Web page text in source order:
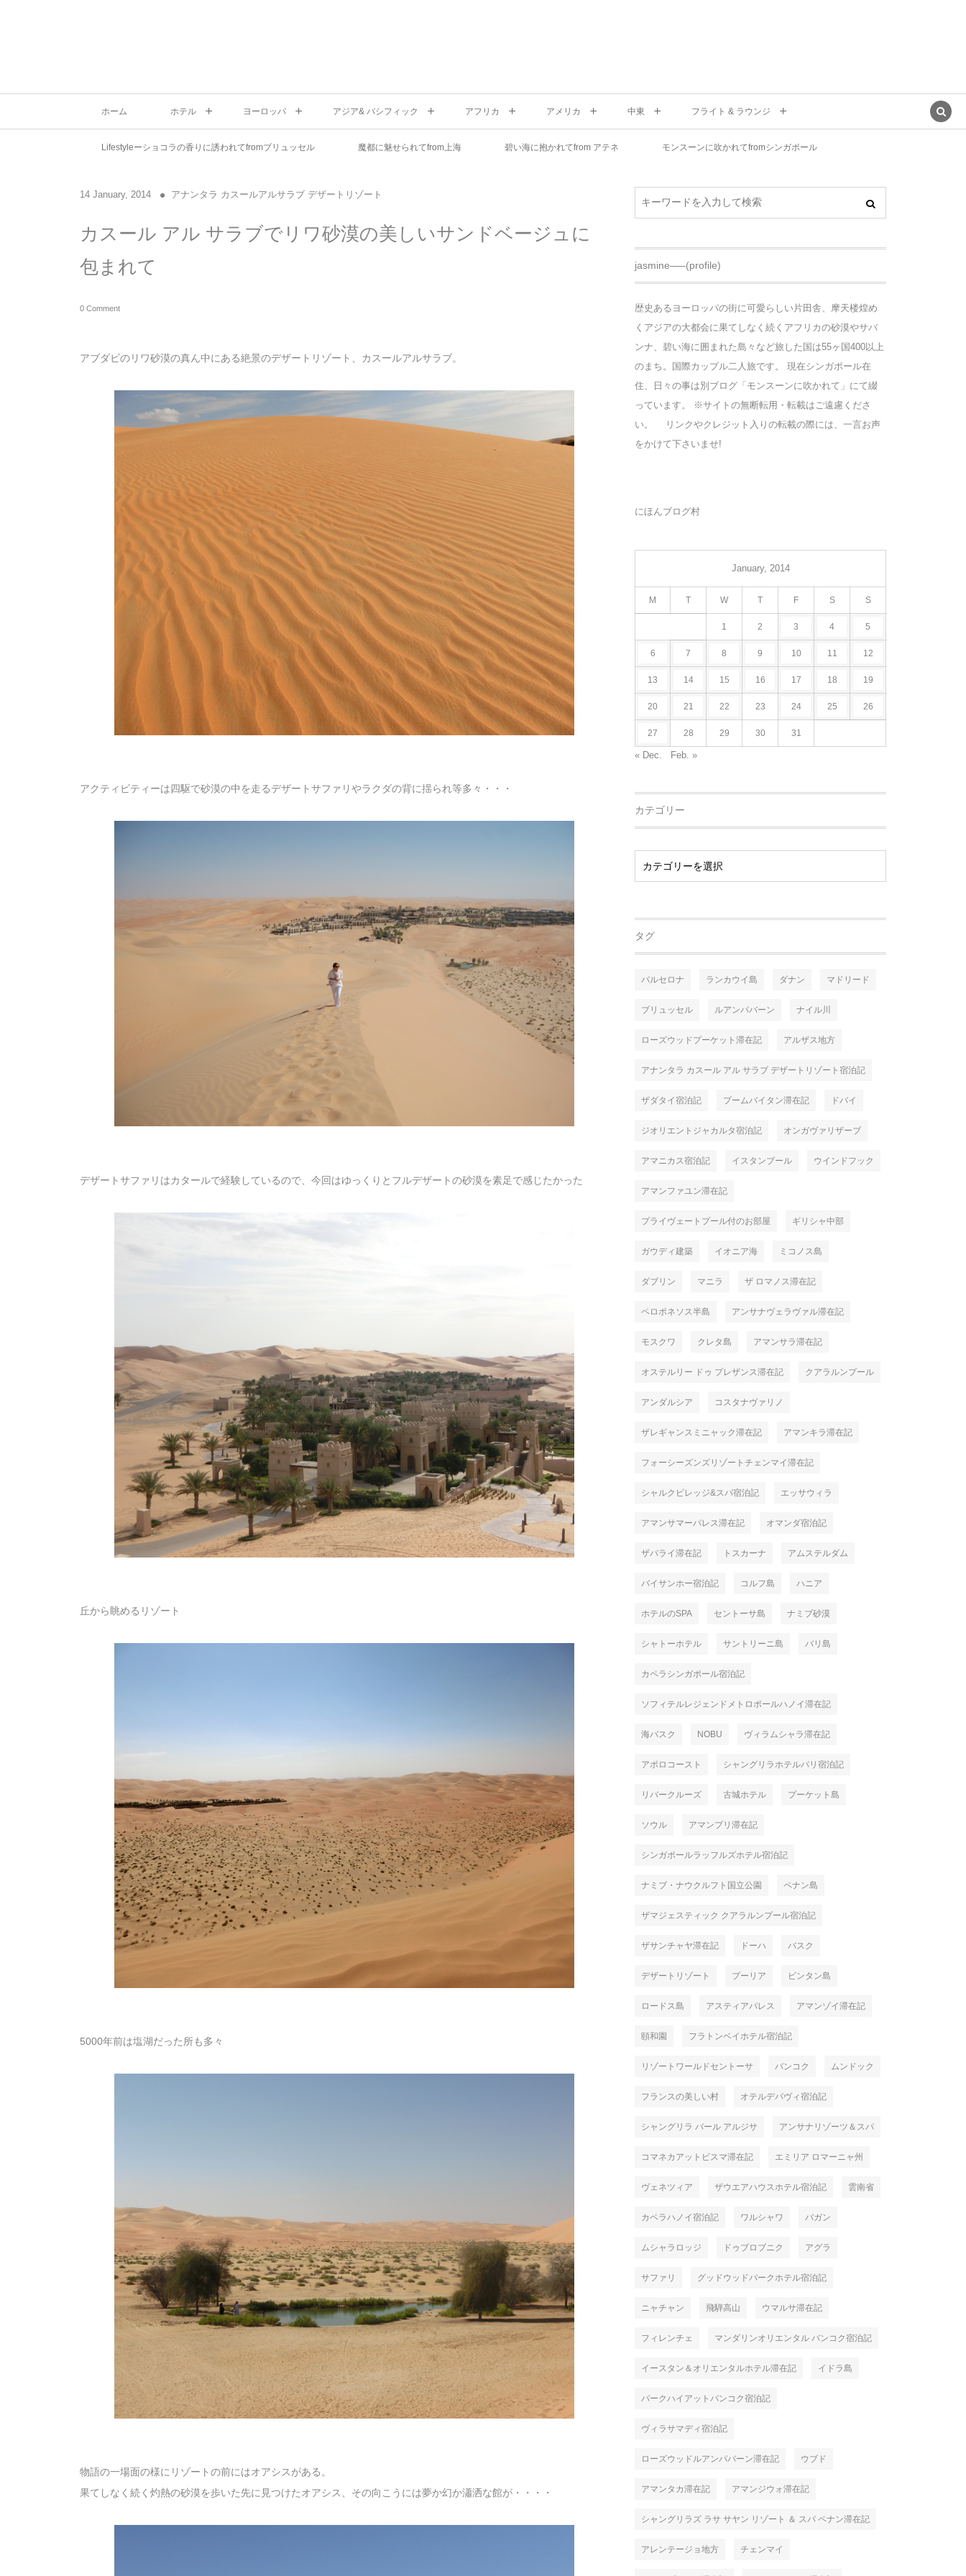
ホーム ホテル ヨーロッパ アジア& パシフィック アフリカ アメリカ 中東 フライト & ラウンジ
Lifestyleーショコラの香りに誘われてfromブリュッセル 魔都に魅せられてfrom上海 碧い海に抱かれてfrom アテネ モンスーンに吹かれてfromシンガポール
14 January, 2014 アナンタラ カスールアルサラブ デザートリゾート
カスール アル サラブでリワ砂漠の美しいサンドベージュに
包まれて
0 Comment
アブダビのリワ砂漠の真ん中にある絶景のデザートリゾート、カスールアルサラブ。
アクティビティーは四駆で砂漠の中を走るデザートサファリやラクダの背に揺られ等多々・・・
デザートサファリはカタールで経験しているので、今回はゆっくりとフルデザートの砂漠を素足で感じたかった
丘から眺めるリゾート
5000年前は塩湖だった所も多々
物語の一場面の様にリゾートの前にはオアシスがある。
果てしなく続く灼熱の砂漠を歩いた先に見つけたオアシス、その向こうには夢か幻か瀟洒な館が・・・・
jasmine—–(profile)
歴史あるヨーロッパの街に可愛らしい片田舎、摩天楼煌め
くアジアの大都会に果てしなく続くアフリカの砂漠やサバ
ンナ、碧い海に囲まれた島々など旅した国は55ヶ国400以上
のまち。国際カップル二人旅です。 現在シンガポール在
住、日々の事は別ブログ「モンスーンに吹かれて」にて綴
っています。 ※サイトの無断転用・転載はご遠慮くださ
い。 リンクやクレジット入りの転載の際には、一言お声
をかけて下さいませ!
にほんブログ村
January, 2014
M T W T F S S
1 2 3 4 5
6 7 8 9 10 11 12
13 14 15 16 17 18 19
20 21 22 23 24 25 26
27 28 29 30 31
« Dec. Feb. »
カテゴリー
タグ
バルセロナ ランカウイ島 ダナン マドリード
ブリュッセル ルアンパバーン ナイル川
ローズウッドプーケット滞在記 アルザス地方
アナンタラ カスール アル サラブ デザートリゾート宿泊記
ザダタイ宿泊記 プームバイタン滞在記 ドバイ
ジオリエントジャカルタ宿泊記 オンガヴァリザーブ
アマニカス宿泊記 イスタンブール ウインドフック
アマンファユン滞在記
プライヴェートプール付のお部屋 ギリシャ中部
ガウディ建築 イオニア海 ミコノス島
ダブリン マニラ ザ ロマノス滞在記
ペロポネソス半島 アンサナヴェラヴァル滞在記
モスクワ クレタ島 アマンサラ滞在記
オステルリー ドゥ プレザンス滞在記 クアラルンプール
アンダルシア コスタナヴァリノ
ザレギャンスミニャック滞在記 アマンキラ滞在記
フォーシーズンズリゾートチェンマイ滞在記
シャルクビレッジ&スパ宿泊記 エッサウィラ
アマンサマーパレス滞在記 オマンダ宿泊記
ザバライ滞在記 トスカーナ アムステルダム
バイサンホー宿泊記 コルフ島 ハニア
ホテルのSPA セントーサ島 ナミブ砂漠
シャトーホテル サントリーニ島 バリ島
カペラシンガポール宿泊記
ソフィテルレジェンドメトロポールハノイ滞在記
海バスク NOBU ヴィラムシャラ滞在記
アポロコースト シャングリラホテルパリ宿泊記
リバークルーズ 古城ホテル プーケット島
ソウル アマンプリ滞在記
シンガポールラッフルズホテル宿泊記
ナミブ・ナウクルフト国立公園 ペナン島
ザマジェスティック クアラルンプール宿泊記
ザサンチャヤ滞在記 ドーハ バスク
デザートリゾート プーリア ビンタン島
ロードス島 アスティアパレス アマンゾイ滞在記
頤和園 フラトンベイホテル宿泊記
リゾートワールドセントーサ バンコク ムンドック
フランスの美しい村 オテルデパヴィ宿泊記
シャングリラ バール アルジサ アンサナリゾーツ＆スパ
コマネカアットビスマ滞在記 エミリア ロマーニャ州
ヴェネツィア ザウエアハウスホテル宿泊記 雲南省
カペラハノイ宿泊記 ワルシャワ バガン
ムシャラロッジ ドゥブロブニク アグラ
サファリ グッドウッドパークホテル宿泊記
ニャチャン 飛騨高山 ウマルサ滞在記
フィレンチェ マンダリンオリエンタル バンコク宿泊記
イースタン＆オリエンタルホテル滞在記 イドラ島
パークハイアットバンコク宿泊記
ヴィラサマディ宿泊記
ローズウッドルアンパバーン滞在記 ウブド
アマンタカ滞在記 アマンジウォ滞在記
シャングリラズ ラサ サヤン リゾート ＆ スパ ペナン滞在記
アレンテージョ地方 チェンマイ